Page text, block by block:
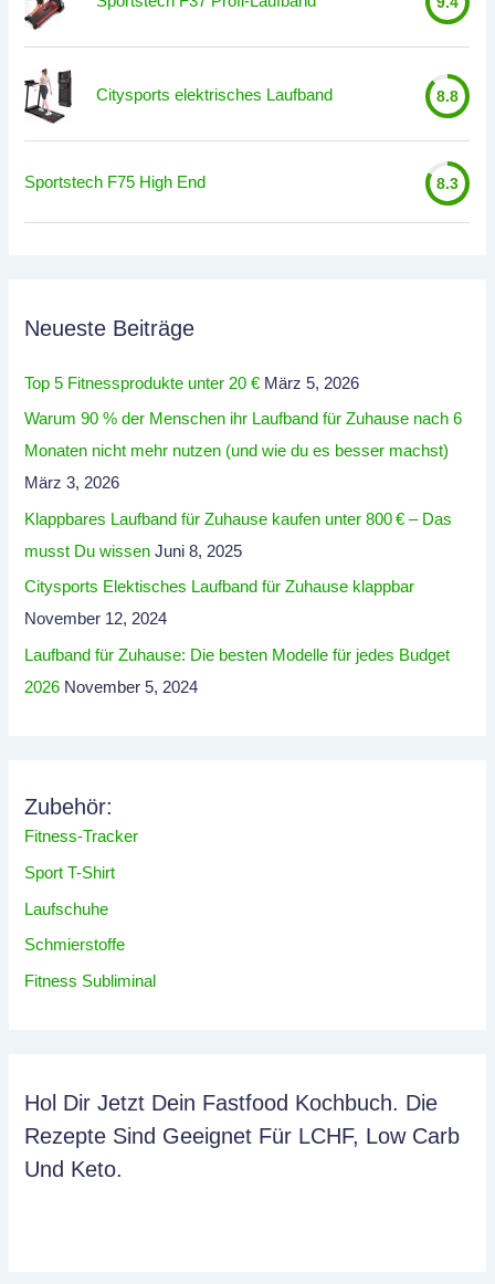
Citysports elektrisches Laufband 8.8
Sportstech F75 High End 8.3
Neueste Beiträge
Top 5 Fitnessprodukte unter 20 € März 5, 2026
Warum 90 % der Menschen ihr Laufband für Zuhause nach 6
Monaten nicht mehr nutzen (und wie du es besser machst)
März 3, 2026
Klappbares Laufband für Zuhause kaufen unter 800 € – Das
musst Du wissen Juni 8, 2025
Citysports Elektisches Laufband für Zuhause klappbar
November 12, 2024
Laufband für Zuhause: Die besten Modelle für jedes Budget
2026 November 5, 2024
Zubehör:
Fitness-Tracker
Sport T-Shirt
Laufschuhe
Schmierstoffe
Fitness Subliminal
Hol Dir Jetzt Dein Fastfood Kochbuch. Die
Rezepte Sind Geeignet Für LCHF, Low Carb
Und Keto.